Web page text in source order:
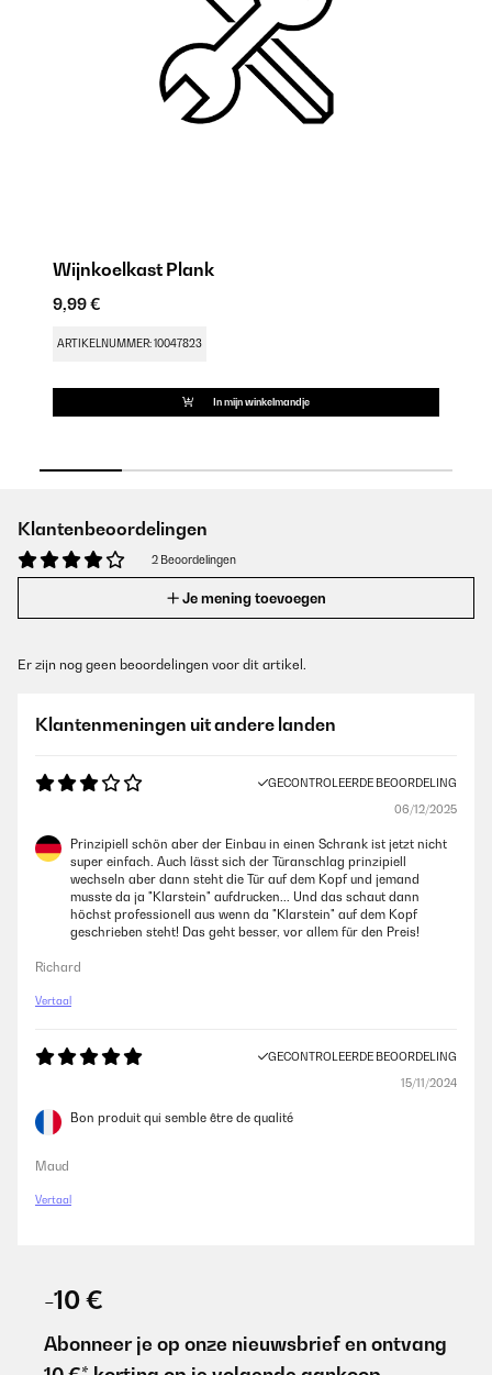
Wijnkoelkast Plank
9,99 €
ARTIKELNUMMER: 10047823
In mijn winkelmandje
Klantenbeoordelingen
2 Beoordelingen
Je mening toevoegen
Er zijn nog geen beoordelingen voor dit artikel.
Klantenmeningen uit andere landen
GECONTROLEERDE BEOORDELING
06/12/2025
Prinzipiell schön aber der Einbau in einen Schrank ist jetzt nicht
super einfach. Auch lässt sich der Türanschlag prinzipiell
wechseln aber dann steht die Tür auf dem Kopf und jemand
musste da ja "Klarstein" aufdrucken... Und das schaut dann
höchst professionell aus wenn da "Klarstein" auf dem Kopf
geschrieben steht! Das geht besser, vor allem für den Preis!
Richard
Vertaal
GECONTROLEERDE BEOORDELING
15/11/2024
Bon produit qui semble être de qualité
Maud
Vertaal
-10 €
Abonneer je op onze nieuwsbrief en ontvang